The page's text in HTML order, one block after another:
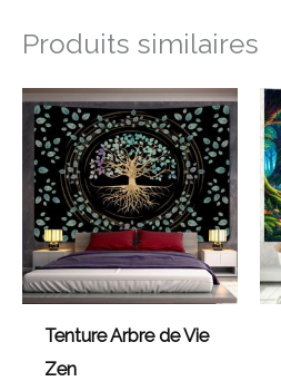
Produits similaires
Tenture Arbre de Vie
Zen
Plage
de
prix :
21,99€
à
101,99€